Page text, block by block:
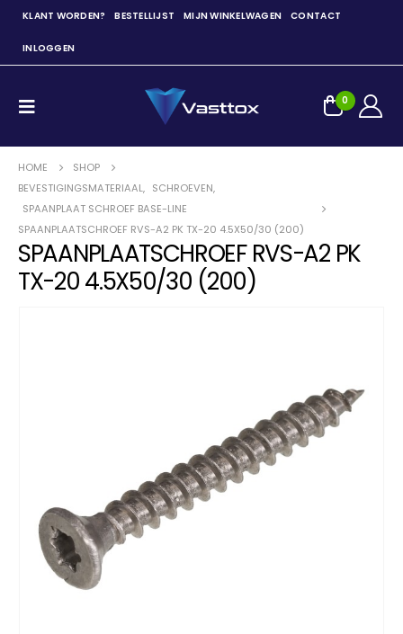
KLANT WORDEN? BESTELLIJST MIJN WINKELWAGEN CONTACT
INLOGGEN
0
HOME
SHOP
BEVESTIGINGSMATERIAAL, SCHROEVEN,
SPAANPLAAT SCHROEF BASE-LINE
SPAANPLAATSCHROEF RVS-A2 PK TX-20 4.5X50/30 (200)
SPAANPLAATSCHROEF RVS-A2 PK
TX-20 4.5X50/30 (200)